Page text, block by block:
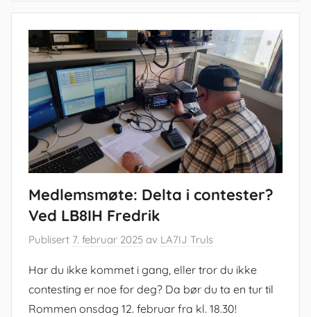
Medlemsmøte: Delta i contester?
Ved LB8IH Fredrik
Publisert 7. februar 2025 av LA7IJ Truls
Har du ikke kommet i gang, eller tror du ikke
contesting er noe for deg? Da bør du ta en tur til
Rommen onsdag 12. februar fra kl. 18.30!